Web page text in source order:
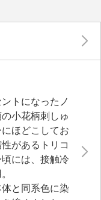
トになったノ
小花柄刺しゅ
ほどこしてお
があるトリコ
には、接触冷
と同系色に染